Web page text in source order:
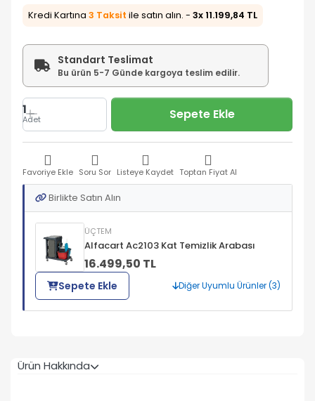
Kredi Kartına 3 Taksit ile satın alın. - 3x 11.199,84 TL
Standart Teslimat
Bu ürün 5-7 Günde kargoya teslim edilir.
1
Adet Sepete Ekle
Favoriye Ekle Soru Sor Listeye Kaydet Toptan Fiyat Al
Birlikte Satın Alın
ÜÇTEM
Alfacart Ac2103 Kat Temizlik Arabası
16.499,50 TL
Sepete Ekle Diğer Uyumlu Ürünler (3)
Ürün Hakkında